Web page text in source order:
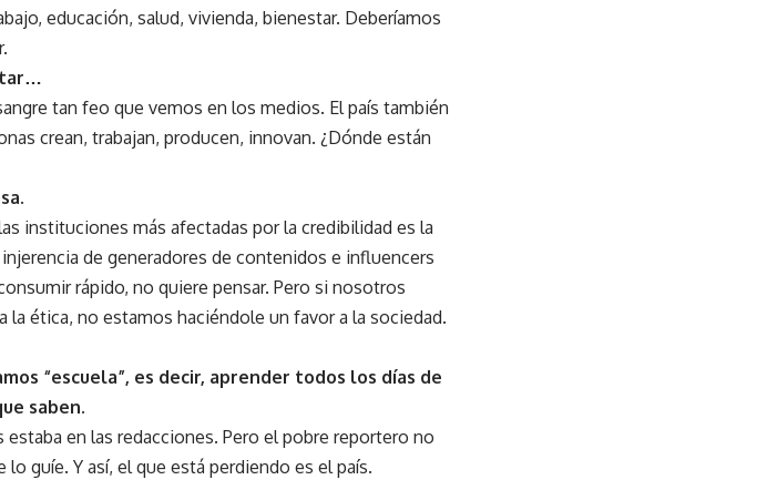
educación, salud, vivienda, bienestar. Deberíamos
tan feo que vemos en los medios. El país también
crean, trabajan, producen, innovan. ¿Dónde están
instituciones más afectadas por la credibilidad es la
de generadores de contenidos e influencers
rápido, no quiere pensar. Pero si nosotros
la ética, no estamos haciéndole un favor a la sociedad.
“escuela”, es decir, aprender todos los días de
saben.
estaba en las redacciones. Pero el pobre reportero no
guíe. Y así, el que está perdiendo es el país.